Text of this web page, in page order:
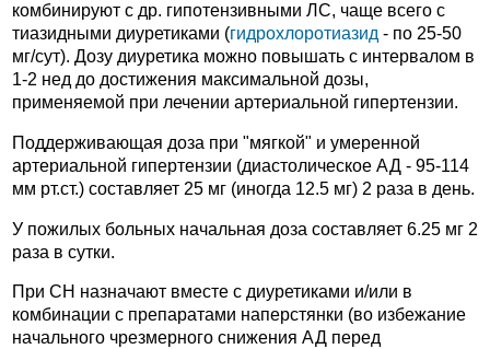
комбинируют с др. гипотензивными ЛС, чаще всего с
тиазидными диуретиками (гидрохлоротиазид - по 25-50
мг/сут). Дозу диуретика можно повышать с интервалом в
1-2 нед до достижения максимальной дозы,
применяемой при лечении артериальной гипертензии.
Поддерживающая доза при "мягкой" и умеренной
артериальной гипертензии (диастолическое АД - 95-114
мм рт.ст.) составляет 25 мг (иногда 12.5 мг) 2 раза в день.
У пожилых больных начальная доза составляет 6.25 мг 2
раза в сутки.
При СН назначают вместе с диуретиками и/или в
комбинации с препаратами наперстянки (во избежание
начального чрезмерного снижения АД перед